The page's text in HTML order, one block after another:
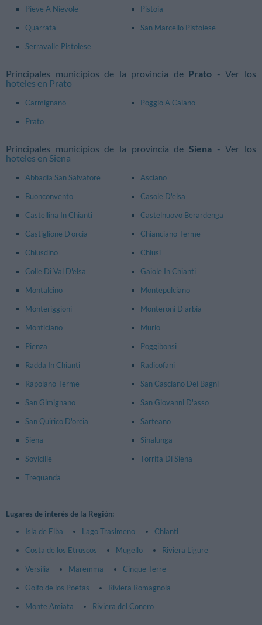
Pieve A Nievole
Pistoia
Quarrata
San Marcello Pistoiese
Serravalle Pistoiese
Principales municipios de la provincia de Prato - Ver los
hoteles en Prato
Carmignano
Poggio A Caiano
Prato
Principales municipios de la provincia de Siena - Ver los
hoteles en Siena
Abbadia San Salvatore
Asciano
Buonconvento
Casole D'elsa
Castellina In Chianti
Castelnuovo Berardenga
Castiglione D'orcia
Chianciano Terme
Chiusdino
Chiusi
Colle Di Val D'elsa
Gaiole In Chianti
Montalcino
Montepulciano
Monteriggioni
Monteroni D'arbia
Monticiano
Murlo
Pienza
Poggibonsi
Radda In Chianti
Radicofani
Rapolano Terme
San Casciano Dei Bagni
San Gimignano
San Giovanni D'asso
San Quirico D'orcia
Sarteano
Siena
Sinalunga
Sovicille
Torrita Di Siena
Trequanda
Lugares de interés de la Región:
Isla de Elba
Lago Trasimeno
Chianti
Costa de los Etruscos
Mugello
Riviera Ligure
Versilia
Maremma
Cinque Terre
Golfo de los Poetas
Riviera Romagnola
Monte Amiata
Riviera del Conero